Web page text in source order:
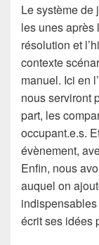
Le système de
les unes après
résolution et
contexte
manuel. Ici en
nous serviront
part, les
occupant.e.s.
évènement,
Enfin, nous
auquel on
écrit ses idées